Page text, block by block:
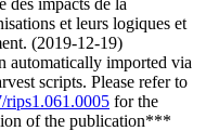
et leurs logiques et
(2019-12-19)
automatically imported via
scripts. Please refer to
rips1.061.0005 for the
of the publication***